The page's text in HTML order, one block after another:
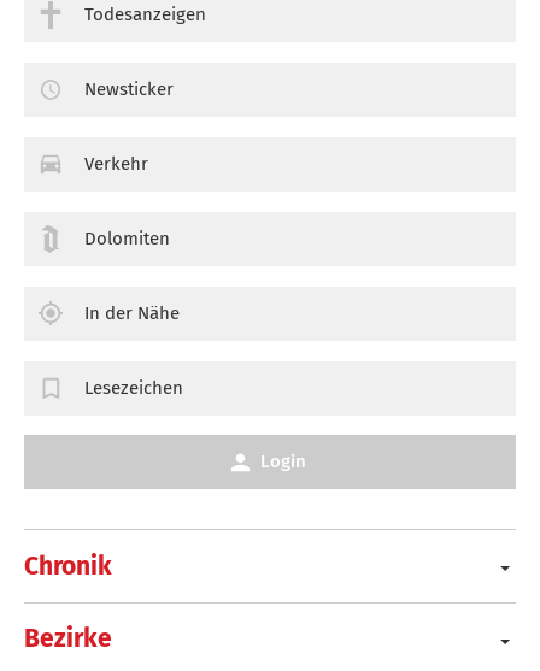
Chronik
Bezirke
Todesanzeigen
Newsticker
Verkehr
Dolomiten
In der Nähe
Lesezeichen
Login